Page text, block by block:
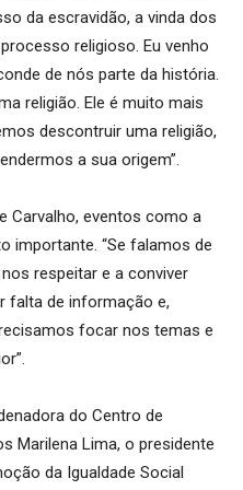
da escravidão, a vinda dos
religioso. Eu venho
de nós parte da história.
religião. Ele é muito mais
descontruir uma religião,
a sua origem”.
Carvalho, eventos como a
importante. “Se falamos de
respeitar e a conviver
falta de informação e,
focar nos temas e
do Centro de
Marilena Lima, o presidente
da Igualdade Social